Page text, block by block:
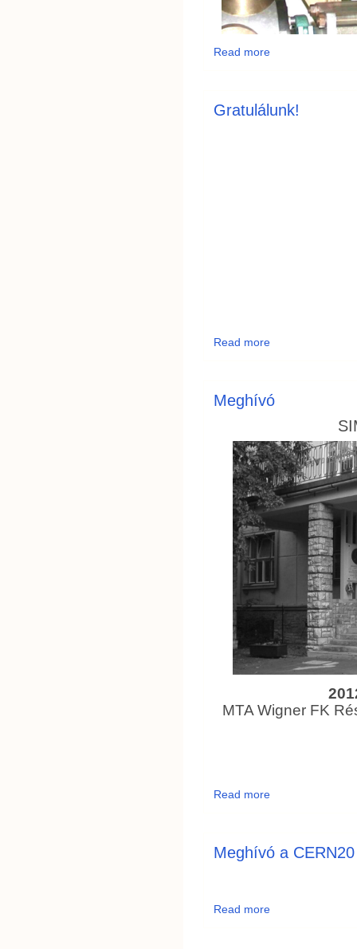
Read more
Gratulálunk!
Read more
Meghívó
MTA Wigner FK
Read more
Meghívó a
Read more